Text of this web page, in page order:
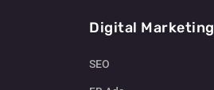
Digital Marketing
SEO